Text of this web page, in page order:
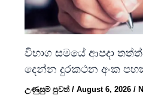
විභාග සමයේ ආපදා
දෙන්න දුරකථන අංක
උණුසුම් පුවත්/August 6, 2026/